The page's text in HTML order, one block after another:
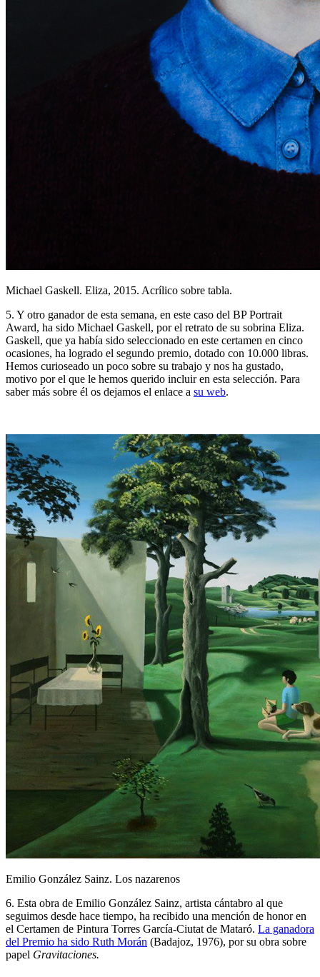
Michael Gaskell. Eliza, 2015. Acrílico sobre tabla.
5. Y otro ganador de esta semana, en este caso del BP Portrait
Award, ha sido Michael Gaskell, por el retrato de su sobrina Eliza.
Gaskell, que ya había sido seleccionado en este certamen en cinco
ocasiones, ha logrado el segundo premio, dotado con 10.000 libras.
Hemos curioseado un poco sobre su trabajo y nos ha gustado,
motivo por el que le hemos querido incluir en esta selección. Para
saber más sobre él os dejamos el enlace a su web.
Emilio González Sainz. Los nazarenos
6. Esta obra de Emilio González Sainz, artista cántabro al que
seguimos desde hace tiempo, ha recibido una mención de honor en
el Certamen de Pintura Torres García-Ciutat de Mataró. La ganadora
del Premio ha sido Ruth Morán (Badajoz, 1976), por su obra sobre
papel Gravitaciones.